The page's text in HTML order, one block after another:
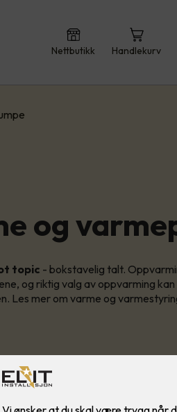
Nettbutikk Handlekurv
og
topic - bokstavelig talt.
og riktig valg av oppvarming
Les mer om varme og